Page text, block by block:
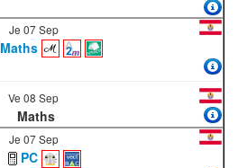
Je 07 Sep
Maths
Ve 08 Sep
Maths
Je 07 Sep
PC